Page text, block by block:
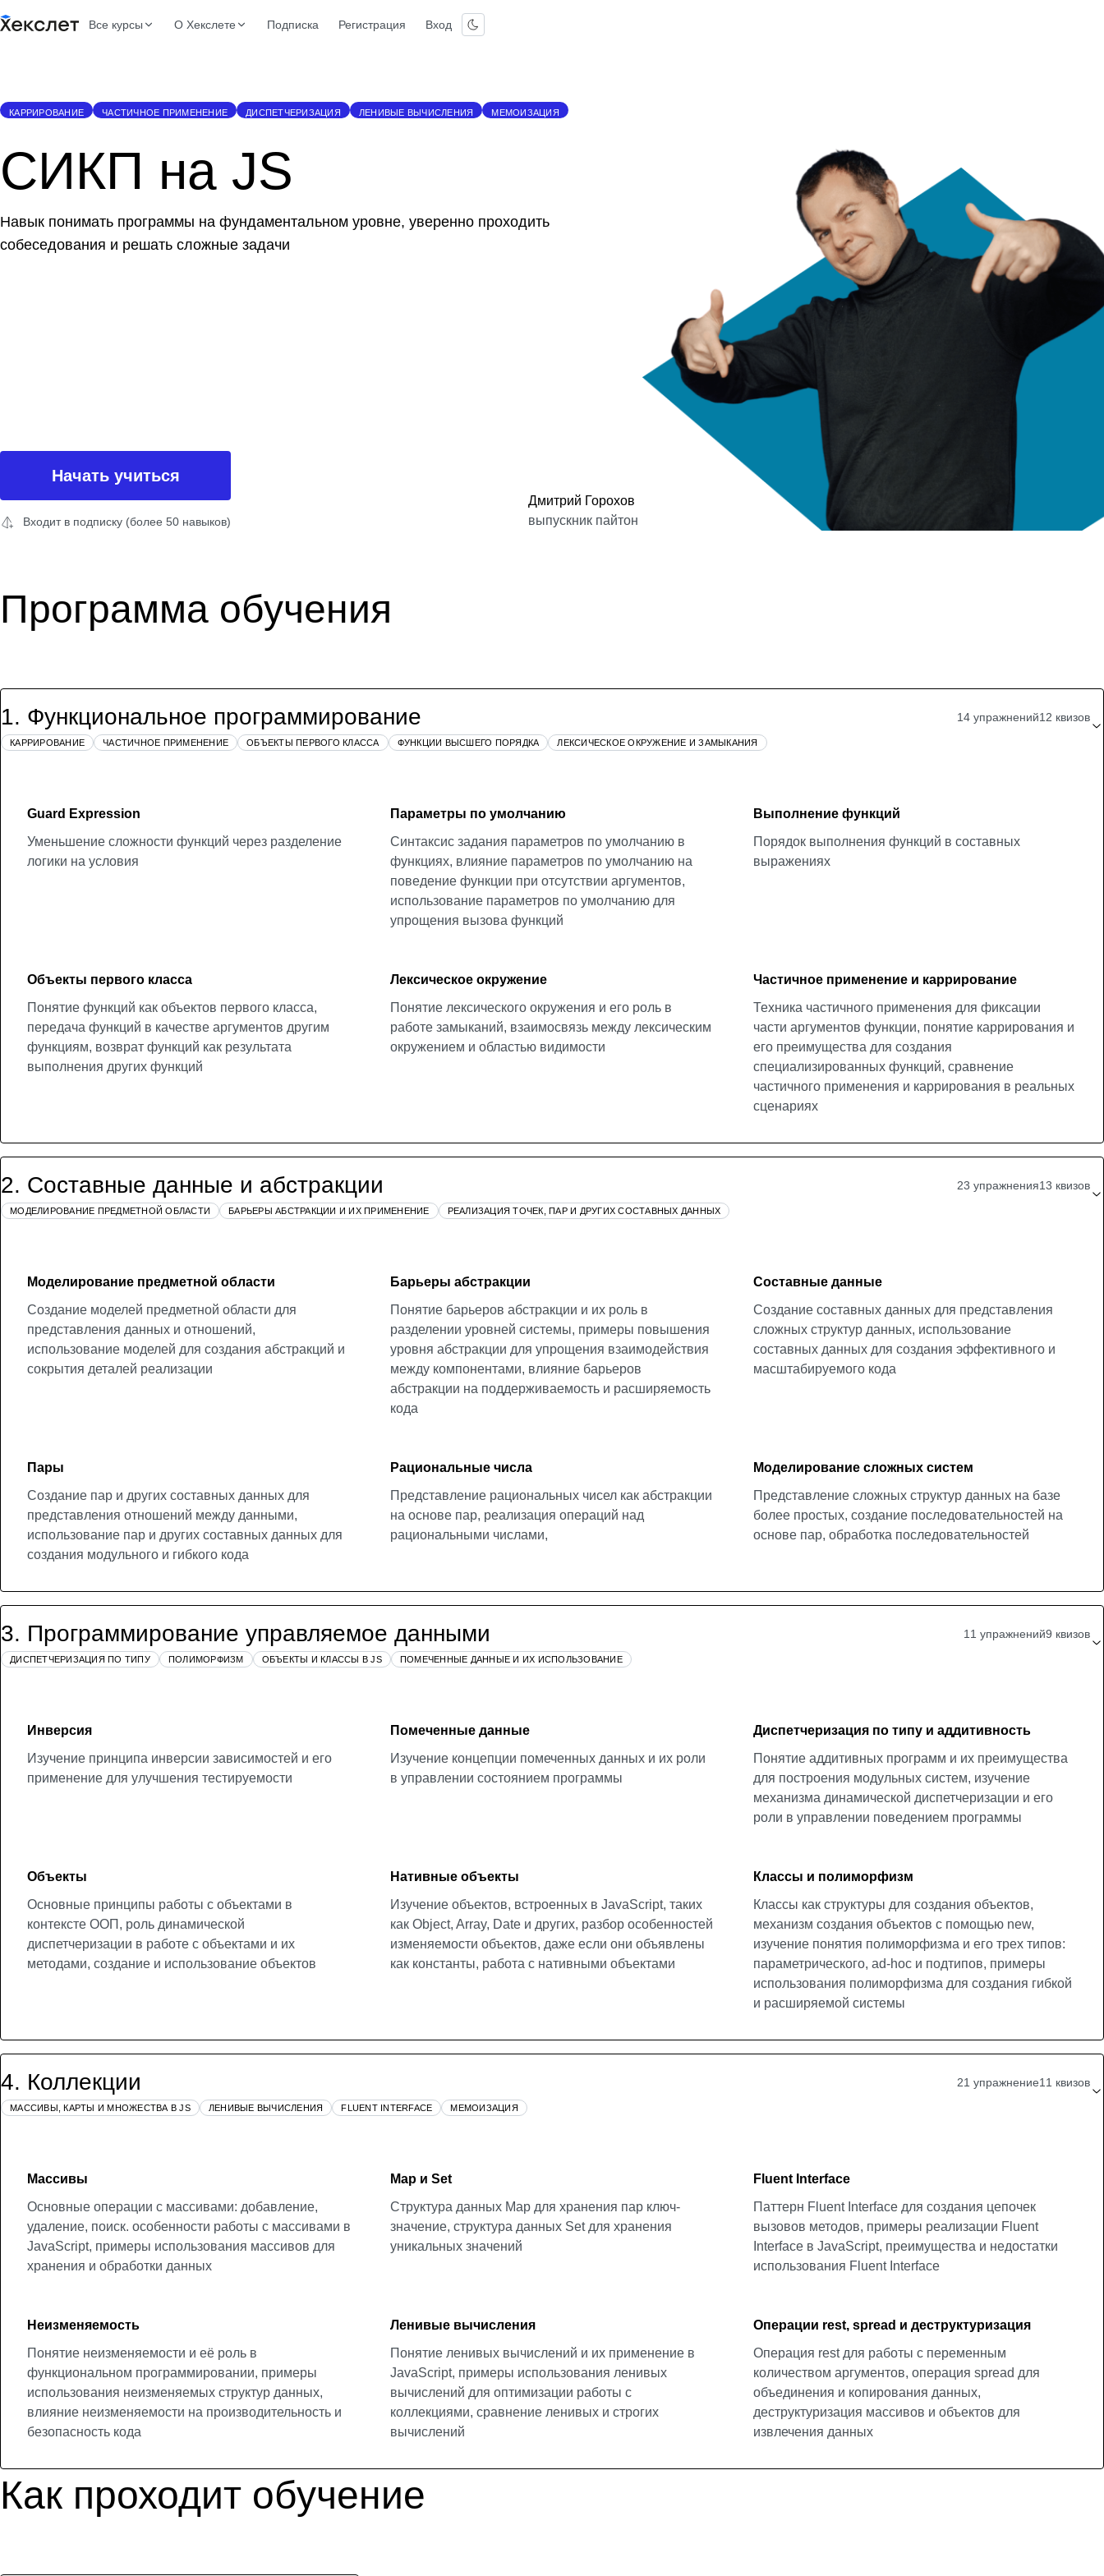
Все курсы О Хекслете Подписка Регистрация Вход
КАРРИРОВАНИЕ ЧАСТИЧНОЕ ПРИМЕНЕНИЕ ДИСПЕТЧЕРИЗАЦИЯ ЛЕНИВЫЕ ВЫЧИСЛЕНИЯ МЕМОИЗАЦИЯ
СИКП на JS
Навык понимать программы на фундаментальном уровне, уверенно проходить
собеседования и решать сложные задачи
Начать учиться
Входит в подписку (более 50 навыков)
Дмитрий Горохов
выпускник пайтон
Программа обучения
1. Функциональное программирование 14 упражнений12 квизов
КАРРИРОВАНИЕ ЧАСТИЧНОЕ ПРИМЕНЕНИЕ ОБЪЕКТЫ ПЕРВОГО КЛАССА ФУНКЦИИ ВЫСШЕГО ПОРЯДКА ЛЕКСИЧЕСКОЕ ОКРУЖЕНИЕ И ЗАМЫКАНИЯ
Guard Expression
Уменьшение сложности функций через разделение
логики на условия
Параметры по умолчанию
Синтаксис задания параметров по умолчанию в
функциях, влияние параметров по умолчанию на
поведение функции при отсутствии аргументов,
использование параметров по умолчанию для
упрощения вызова функций
Выполнение функций
Порядок выполнения функций в составных
выражениях
Объекты первого класса
Понятие функций как объектов первого класса,
передача функций в качестве аргументов другим
функциям, возврат функций как результата
выполнения других функций
Лексическое окружение
Понятие лексического окружения и его роль в
работе замыканий, взаимосвязь между лексическим
окружением и областью видимости
Частичное применение и каррирование
Техника частичного применения для фиксации
части аргументов функции, понятие каррирования и
его преимущества для создания
специализированных функций, сравнение
частичного применения и каррирования в реальных
сценариях
2. Составные данные и абстракции 23 упражнения13 квизов
МОДЕЛИРОВАНИЕ ПРЕДМЕТНОЙ ОБЛАСТИ БАРЬЕРЫ АБСТРАКЦИИ И ИХ ПРИМЕНЕНИЕ РЕАЛИЗАЦИЯ ТОЧЕК, ПАР И ДРУГИХ СОСТАВНЫХ ДАННЫХ
Моделирование предметной области
Создание моделей предметной области для
представления данных и отношений,
использование моделей для создания абстракций и
сокрытия деталей реализации
Барьеры абстракции
Понятие барьеров абстракции и их роль в
разделении уровней системы, примеры повышения
уровня абстракции для упрощения взаимодействия
между компонентами, влияние барьеров
абстракции на поддерживаемость и расширяемость
кода
Составные данные
Создание составных данных для представления
сложных структур данных, использование
составных данных для создания эффективного и
масштабируемого кода
Пары
Создание пар и других составных данных для
представления отношений между данными,
использование пар и других составных данных для
создания модульного и гибкого кода
Рациональные числа
Представление рациональных чисел как абстракции
на основе пар, реализация операций над
рациональными числами,
Моделирование сложных систем
Представление сложных структур данных на базе
более простых, создание последовательностей на
основе пар, обработка последовательностей
3. Программирование управляемое данными 11 упражнений9 квизов
ДИСПЕТЧЕРИЗАЦИЯ ПО ТИПУ ПОЛИМОРФИЗМ ОБЪЕКТЫ И КЛАССЫ В JS ПОМЕЧЕННЫЕ ДАННЫЕ И ИХ ИСПОЛЬЗОВАНИЕ
Инверсия
Изучение принципа инверсии зависимостей и его
применение для улучшения тестируемости
Помеченные данные
Изучение концепции помеченных данных и их роли
в управлении состоянием программы
Диспетчеризация по типу и аддитивность
Понятие аддитивных программ и их преимущества
для построения модульных систем, изучение
механизма динамической диспетчеризации и его
роли в управлении поведением программы
Объекты
Основные принципы работы с объектами в
контексте ООП, роль динамической
диспетчеризации в работе с объектами и их
методами, создание и использование объектов
Нативные объекты
Изучение объектов, встроенных в JavaScript, таких
как Object, Array, Date и других, разбор особенностей
изменяемости объектов, даже если они объявлены
как константы, работа с нативными объектами
Классы и полиморфизм
Классы как структуры для создания объектов,
механизм создания объектов с помощью new,
изучение понятия полиморфизма и его трех типов:
параметрического, ad-hoc и подтипов, примеры
использования полиморфизма для создания гибкой
и расширяемой системы
4. Коллекции 21 упражнение11 квизов
МАССИВЫ, КАРТЫ И МНОЖЕСТВА В JS ЛЕНИВЫЕ ВЫЧИСЛЕНИЯ FLUENT INTERFACE МЕМОИЗАЦИЯ
Массивы
Основные операции с массивами: добавление,
удаление, поиск. особенности работы с массивами в
JavaScript, примеры использования массивов для
хранения и обработки данных
Map и Set
Структура данных Map для хранения пар ключ-
значение, структура данных Set для хранения
уникальных значений
Fluent Interface
Паттерн Fluent Interface для создания цепочек
вызовов методов, примеры реализации Fluent
Interface в JavaScript, преимущества и недостатки
использования Fluent Interface
Неизменяемость
Понятие неизменяемости и её роль в
функциональном программировании, примеры
использования неизменяемых структур данных,
влияние неизменяемости на производительность и
безопасность кода
Ленивые вычисления
Понятие ленивых вычислений и их применение в
JavaScript, примеры использования ленивых
вычислений для оптимизации работы с
коллекциями, сравнение ленивых и строгих
вычислений
Операции rest, spread и деструктуризация
Операция rest для работы с переменным
количеством аргументов, операция spread для
объединения и копирования данных,
деструктуризация массивов и объектов для
извлечения данных
Как проходит обучение